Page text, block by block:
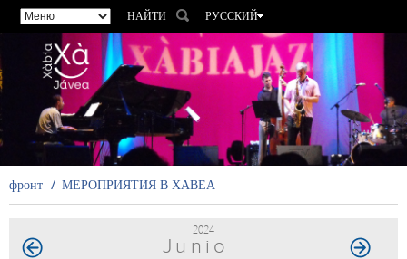
НАЙТИ
РУССКИЙ
ESPAÑOL
VALENCIÀ
FRANÇAIS
DEUTSCH
фронт МЕРОПРИЯТИЯ В ХАВЕА
2024
Junio